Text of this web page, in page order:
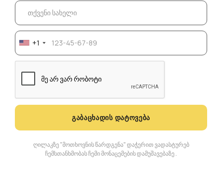
+1
ᲒᲐᲑᲐᲪᲮᲐᲓᲘᲡ ᲓᲐᲢᲝᲕᲔᲑᲐ
ღილაკზე "მოთხოვნის წარდგენა" დაჭერით ვადასტურებ
ჩემსთანხმობას ჩემი მონაცემების დამუშავებაზე.